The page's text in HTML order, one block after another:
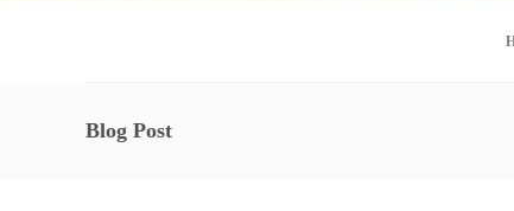
Blog Post